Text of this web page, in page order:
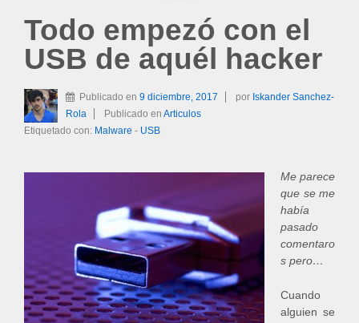
Todo empezó con el
USB de aquél hacker
Publicado en 9 diciembre, 2017 por Iskander Sanchez-
Rola
Publicado en Articulos
Etiquetado con: Malware - USB
Me parece
que se me
había
pasado
comentaro
s pero…
Cuando
alguien se